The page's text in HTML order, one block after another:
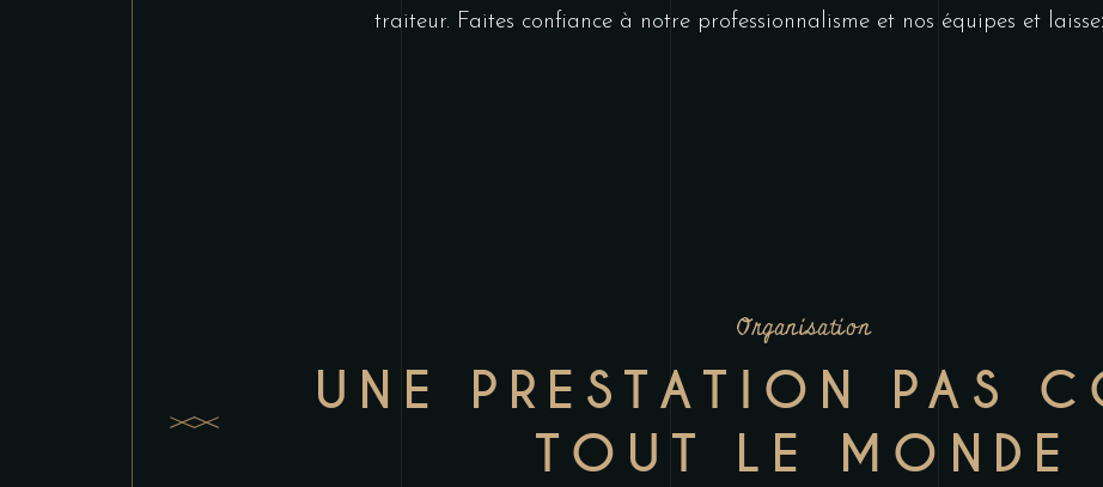
traiteur. Faites confiance à notre professionnalisme et nos équipes et
Organisation
UNE PRESTATION PAS
TOUT LE MONDE